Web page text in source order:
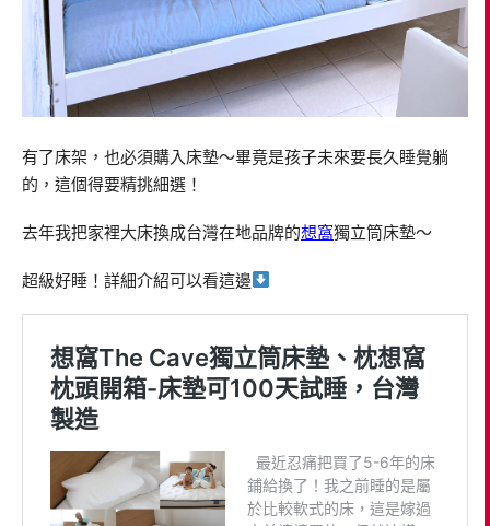
有了床架，也必須購入床墊～畢竟是孩子未來要長久睡覺躺
的，這個得要精挑細選！
去年我把家裡大床換成台灣在地品牌的想窩獨立筒床墊～
超級好睡！詳細介紹可以看這邊